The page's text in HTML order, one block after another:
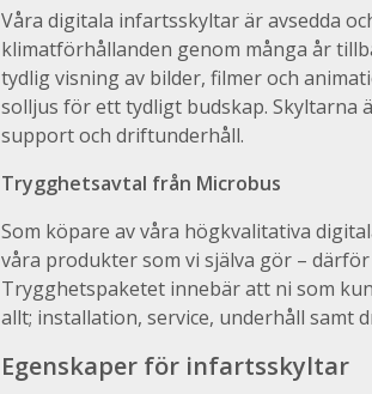
Våra digitala infartsskyltar är avsedda
klimatförhållanden genom många år
tydlig visning av bilder, filmer och
solljus för ett tydligt budskap. Skyltarna
support och driftunderhåll.
Trygghetsavtal från Microbus
Som köpare av våra högkvalitativa
våra produkter som vi själva gör –
Trygghetspaketet innebär att ni som
allt; installation, service, underhåll samt
Egenskaper för infartsskyltar